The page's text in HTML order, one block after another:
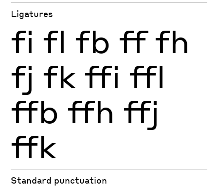
Ligatures
fi fl fb ff fh
fj fk ffi ffl
ffb ffh ffj
ffk
Standard punctuation